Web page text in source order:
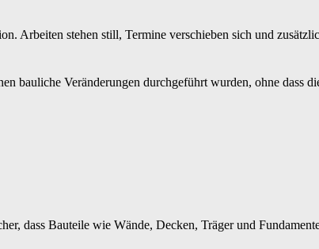
Arbeiten stehen still, Termine verschieben sich und
bauliche Veränderungen durchgeführt wurden, ohne dass
dass Bauteile wie Wände, Decken, Träger und